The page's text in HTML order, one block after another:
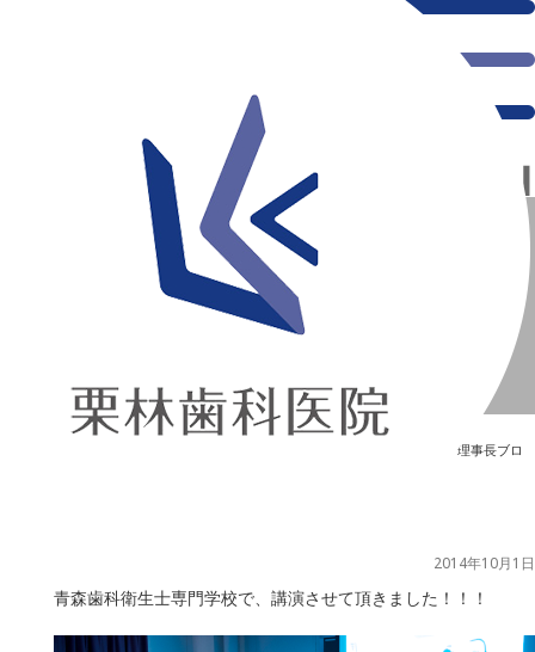
青森歯科衛生士専門学校 特別講演
理事長ブロ
2014年10月1日
青森歯科衛生士専門学校で、講演させて頂きました！！！